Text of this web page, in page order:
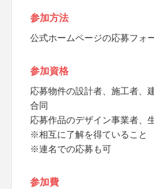
参加方法
公式ホームページの応募フォ
参加資格
応募物件の設計者、施工者、
合同
応募作品のデザイン事業者、
※相互に了解を得ていること
※連名での応募も可
参加費